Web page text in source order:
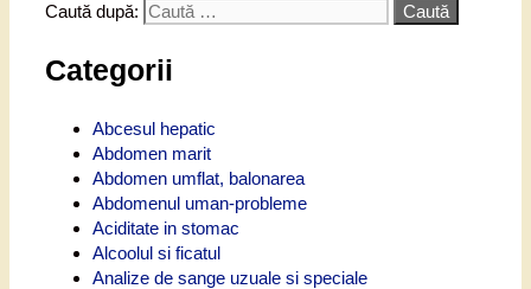
Caută după:
Categorii
Abcesul hepatic
Abdomen marit
Abdomen umflat, balonarea
Abdomenul uman-probleme
Aciditate in stomac
Alcoolul si ficatul
Analize de sange uzuale si speciale